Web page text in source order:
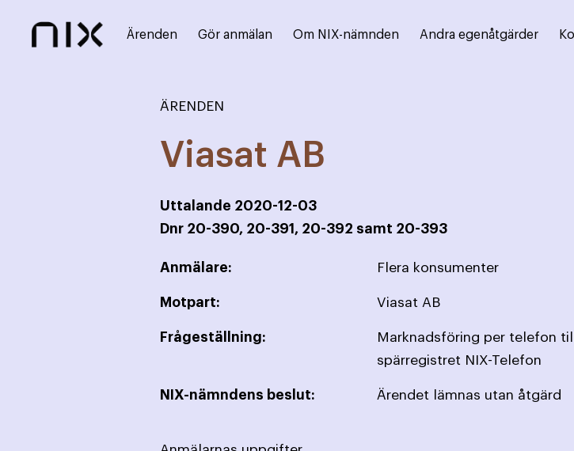
Ärenden Gör anmälan Om NIX-nämnden Andra egenåtgärder
ÄRENDEN
Viasat AB
Uttalande 2020-12-03
Dnr 20-390, 20-391, 20-392 samt 20-393
Anmälare: Flera konsumenter
Motpart: Viasat AB
Frågeställning:
Marknadsföring per telefon
spärregistret NIX-Telefon
NIX-nämndens beslut: Ärendet lämnas utan åtgärd